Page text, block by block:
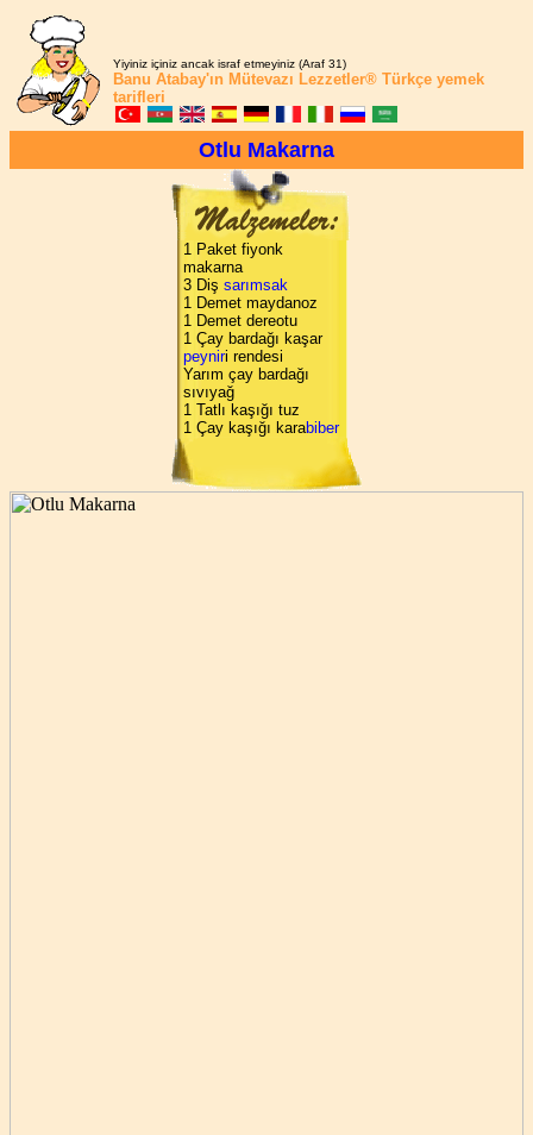
Yiyiniz içiniz ancak israf etmeyiniz (Araf 31)
Banu Atabay'ın Mütevazı Lezzetler® Türkçe yemek
tarifleri
Otlu Makarna
1 Paket fiyonk
makarna
3 Diş sarımsak
1 Demet maydanoz
1 Demet dereotu
1 Çay bardağı kaşar
peyniri rendesi
Yarım çay bardağı
sıvıyağ
1 Tatlı kaşığı tuz
1 Çay kaşığı karabiber